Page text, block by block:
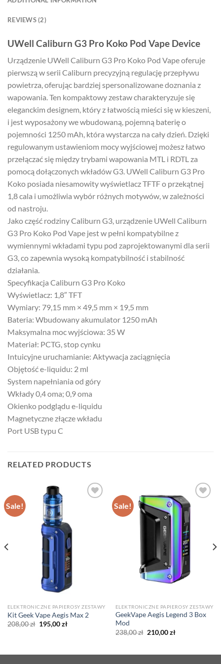
REVIEWS (2)
UWell Caliburn G3 Pro Koko Pod Vape Device
Urządzenie UWell Caliburn G3 Pro Koko Pod Vape oferuje
pierwszą w serii Caliburn precyzyjną regulację przepływu
powietrza, oferując bardziej spersonalizowane doznania z
wapowania. Ten kompaktowy zestaw charakteryzuje się
eleganckim designem, który z łatwością mieści się w kieszeni,
i jest wyposażony we wbudowaną, pojemną baterię o
pojemności 1250 mAh, która wystarcza na cały dzień. Dzięki
regulowanym ustawieniom mocy wyjściowej możesz łatwo
przełączać się między trybami wapowania MTL i RDTL za
pomocą dołączonych wkładów G3. UWell Caliburn G3 Pro
Koko posiada niesamowity wyświetlacz TFTF o przekątnej
1,8 cala i umożliwia wybór różnych motywów, w zależności
od nastroju.
Jako część rodziny Caliburn G3, urządzenie UWell Caliburn
G3 Pro Koko Pod Vape jest w pełni kompatybilne z
wymiennymi wkładami typu pod zaprojektowanymi dla serii
G3, co zapewnia wysoką kompatybilność i stabilność
działania.
Specyfikacja Caliburn G3 Pro Koko
Wyświetlacz: 1,8″ TFT
Wymiary: 79,15 mm × 49,5 mm × 19,5 mm
Bateria: Wbudowany akumulator 1250 mAh
Maksymalna moc wyjściowa: 35 W
Materiał: PCTG, stop cynku
Intuicyjne uruchamianie: Aktywacja zaciągnięcia
Objętość e-liquidu: 2 ml
System napełniania od góry
Wkłady 0,4 oma; 0,9 oma
Okienko podglądu e-liquidu
Magnetyczne złącze wkładu
Port USB typu C
RELATED PRODUCTS
Sale!
ELEKTRONICZNE PAPIEROSY ZESTAWY
Kit Geek Vape Aegis Max 2
208,00zł Original
price
195,00złCurrent
Sale!
ELEKTRONICZNE PAPIEROSY ZESTAWY
GeekVape Aegis Legend 3 Box
Mod
238,00zł Original
price
210,00złCurrent